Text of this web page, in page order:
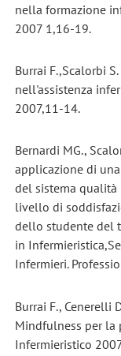
nella formazione
2007 1,16-19.
Burrai F.,Scalorbi
nell'assistenza
2007,11-14.
Bernardi MG.,
applicazione di
del sistema qualità
livello di
dello studente del
in
Infermieri.
Burrai F., Cenerelli
Mindfulness per la
Infermieristico